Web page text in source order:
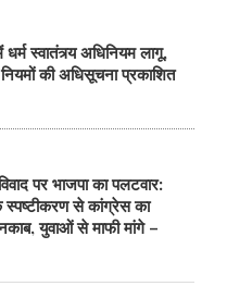
स्वातंत्र्य अधिनियम लागू,
की अधिसूचना प्रकाशित
पर भाजपा का पलटवार:
स्पष्टीकरण से कांग्रेस का
युवाओं से माफी मांगे –